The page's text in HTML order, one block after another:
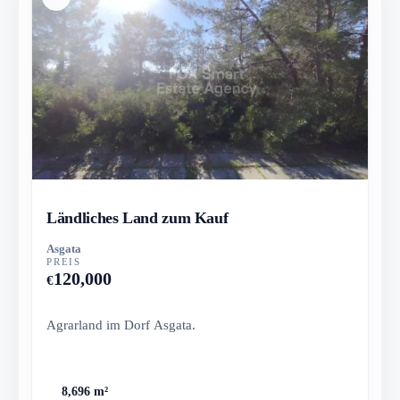
Ländliches Land zum Kauf
Asgata
PREIS
€120,000
Agrarland im Dorf Asgata.
8,696 m²